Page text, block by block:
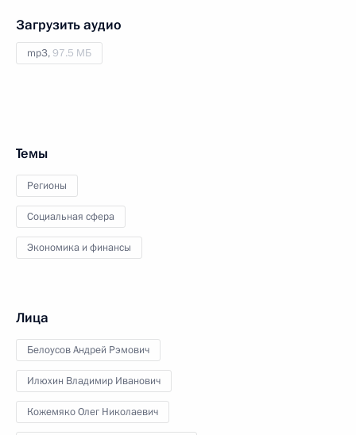
Загрузить аудио
mp3,97.5 МБ
Темы
Регионы
Социальная сфера
Экономика и финансы
Лица
Белоусов Андрей Рэмович
Илюхин Владимир Иванович
Кожемяко Олег Николаевич